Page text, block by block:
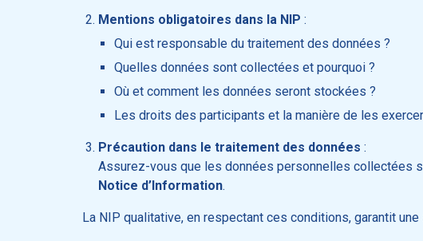
Mentions obligatoires dans la NIP :
Qui est responsable du traitement des données ?
Quelles données sont collectées et pourquoi ?
Où et comment les données seront stockées ?
Les droits des participants et la manière de les
Précaution dans le traitement des données :
Assurez-vous que les données personnelles collectées
Notice d’Information.
La NIP qualitative, en respectant ces conditions, garantit une